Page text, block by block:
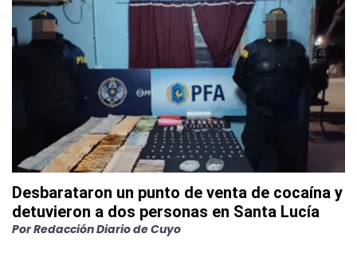
Desbarataron un punto de venta de cocaína y
detuvieron a dos personas en Santa Lucía
PorRedacción Diario de Cuyo